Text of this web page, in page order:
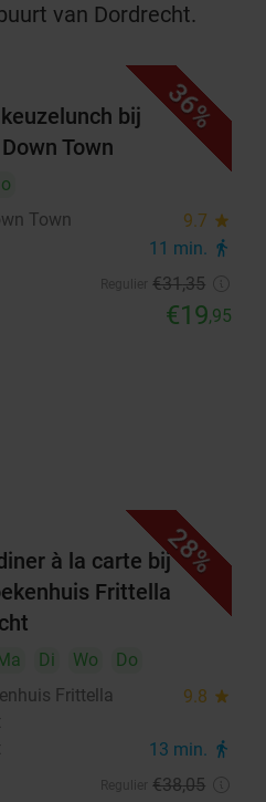
van Dordrecht.
36%
bij
Town
Town
9.7 star
11 min. directions_walk
€31,35
€19,95
28%
à la carte bij
Frittella
Di Wo
Do
Frittella
9.8 star
13 min. directions_walk
€38,05